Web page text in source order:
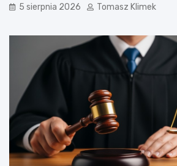
5 sierpnia 2026 Tomasz Klimek